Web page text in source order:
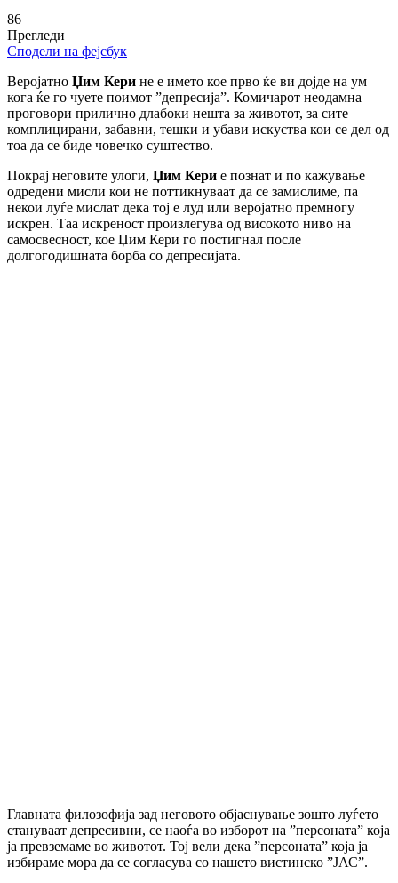
86
Прегледи
Сподели на фејсбук
Веројатно Џим Кери не е името кое прво ќе ви дојде на ум
кога ќе го чуете поимот ”депресија”. Комичарот неодамна
проговори прилично длабоки нешта за животот, за сите
комплицирани, забавни, тешки и убави искуства кои се дел од
тоа да се биде човечко суштество.
Покрај неговите улоги, Џим Кери е познат и по кажување
одредени мисли кои не поттикнуваат да се замислиме, па
некои луѓе мислат дека тој е луд или веројатно премногу
искрен. Таа искреност произлегува од високото ниво на
самосвесност, кое Џим Кери го постигнал после
долгогодишната борба со депресијата.
Главната филозофија зад неговото објаснување зошто луѓето
стануваат депресивни, се наоѓа во изборот на ”персоната” која
ја превземаме во животот. Тој вели дека ”персоната” која ја
избираме мора да се согласува со нашето вистинско ”ЈАС”.